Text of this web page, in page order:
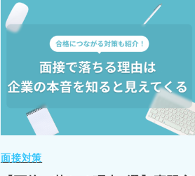
面接対策